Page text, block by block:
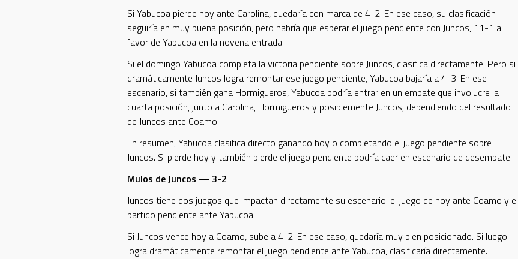
Si Yabucoa pierde hoy ante Carolina, quedaría con marca de 4-2. En ese caso, su clasificación
seguiría en muy buena posición, pero habría que esperar el juego pendiente con Juncos, 11-1 a
favor de Yabucoa en la novena entrada.
Si el domingo Yabucoa completa la victoria pendiente sobre Juncos, clasifica directamente. Pero si
dramáticamente Juncos logra remontar ese juego pendiente, Yabucoa bajaría a 4-3. En ese
escenario, si también gana Hormigueros, Yabucoa podría entrar en un empate que involucre la
cuarta posición, junto a Carolina, Hormigueros y posiblemente Juncos, dependiendo del resultado
de Juncos ante Coamo.
En resumen, Yabucoa clasifica directo ganando hoy o completando el juego pendiente sobre
Juncos. Si pierde hoy y también pierde el juego pendiente podría caer en escenario de desempate.
Mulos de Juncos — 3-2
Juncos tiene dos juegos que impactan directamente su escenario: el juego de hoy ante Coamo y el
partido pendiente ante Yabucoa.
Si Juncos vence hoy a Coamo, sube a 4-2. En ese caso, quedaría muy bien posicionado. Si luego
logra dramáticamente remontar el juego pendiente ante Yabucoa, clasificaría directamente.